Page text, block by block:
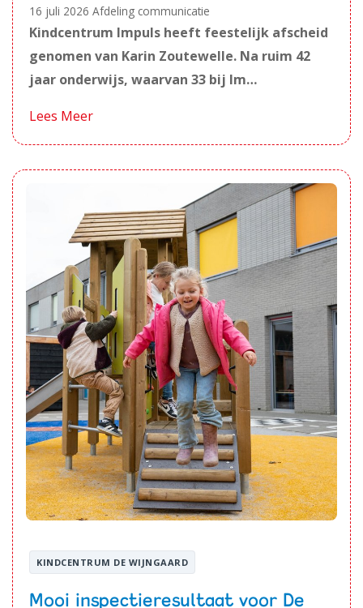
16 juli 2026 Afdeling communicatie
Kindcentrum Impuls heeft feestelijk afscheid
genomen van Karin Zoutewelle. Na ruim 42
jaar onderwijs, waarvan 33 bij Im…
Lees Meer
KINDCENTRUM DE WIJNGAARD
Mooi inspectieresultaat voor De